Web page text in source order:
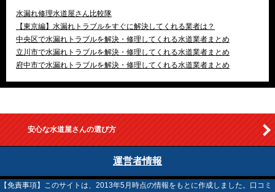
水漏れ経験者の声
【埼玉編】水漏れトラブルをすぐに解決してくれる業者は？
【栃木編】水漏れトラブルをすぐに解決してくれる業者は？
【千葉編】水漏れトラブルをすぐに解決してくれる業者は？
【茨城編】水漏れトラブルをすぐに解決してくれる業者は？
【秋田編】水漏れトラブルをすぐに解決してくれる業者は？
【福島編】水漏れトラブルをすぐに解決してくれる業者は？
水漏れ修理水道屋さん比較隊
【東京編】水漏れトラブルをすぐに解決してくれる業者は？
中央区で水漏れトラブルを解決・修理してくれる水道業者まとめ
立川市で水漏れトラブルを解決・修理してくれる水道業者まとめ
府中市で水漏れトラブルを解決・修理してくれる水道業者まとめ
安心な水道屋さんの選び方
運営者情報
【免責事項】このサイトは、2013年5月時点の情報をもとに作成しました。口コミ